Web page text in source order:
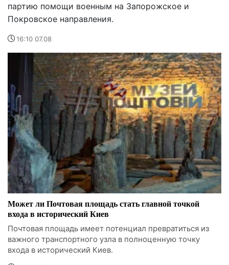
партию помощи военным на Запорожское и
Покровское направления.
16:10 07.08
Может ли Почтовая площадь стать главной точкой
входа в исторический Киев
Почтовая площадь имеет потенциал превратиться из
важного транспортного узла в полноценную точку
входа в исторический Киев.